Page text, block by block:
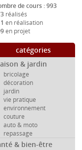
de cours : 993
réalisés
en réalisation
en projet
catégories
& jardin
bricolage
décoration
jardin
vie pratique
environnement
couture
auto & moto
repassage
& bien-être